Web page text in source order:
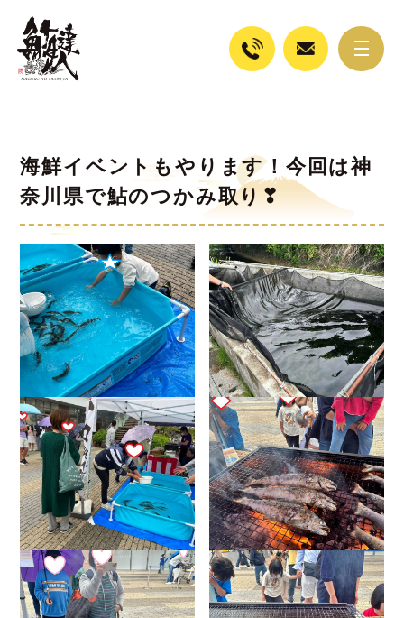
海鮮イベントもやります！今回は神
奈川県で鮎のつかみ取り❣